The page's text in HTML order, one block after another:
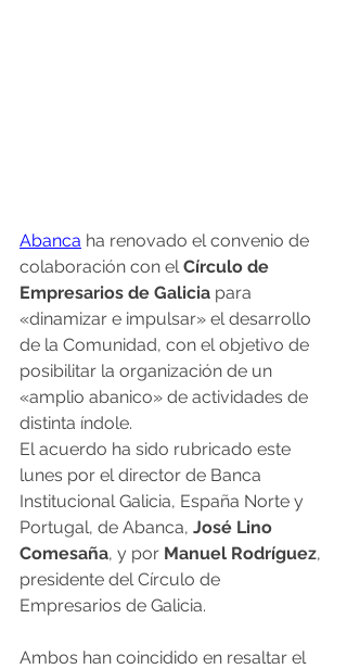
Abanca ha renovado el convenio de
colaboración con el Círculo de
Empresarios de Galicia para
«dinamizar e impulsar» el desarrollo
de la Comunidad, con el objetivo de
posibilitar la organización de un
«amplio abanico» de actividades de
distinta índole.
El acuerdo ha sido rubricado este
lunes por el director de Banca
Institucional Galicia, España Norte y
Portugal, de Abanca, José Lino
Comesaña, y por Manuel Rodríguez,
presidente del Círculo de
Empresarios de Galicia.
Ambos han coincidido en resaltar el